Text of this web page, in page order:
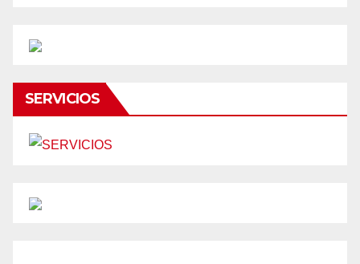
SERVICIOS